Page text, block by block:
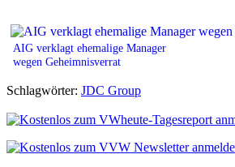
AIG verklagt ehemalige Manager
wegen Geheimnisverrat
Schlagwörter: JDC Group